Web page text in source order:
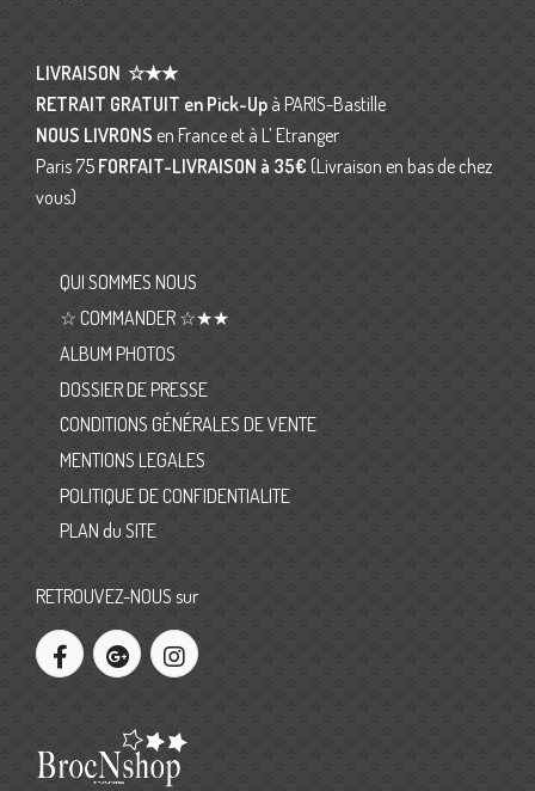
LIVRAISON ☆★★
RETRAIT GRATUIT en Pick-Up à PARIS-Bastille
NOUS LIVRONS en France et à L’ Etranger
Paris 75 FORFAIT-LIVRAISON à 35€ (Livraison en bas de chez
vous)
QUI SOMMES NOUS
☆ COMMANDER ☆★★
ALBUM PHOTOS
DOSSIER DE PRESSE
CONDITIONS GÉNÉRALES DE VENTE
MENTIONS LEGALES
POLITIQUE DE CONFIDENTIALITE
PLAN du SITE
RETROUVEZ-NOUS sur